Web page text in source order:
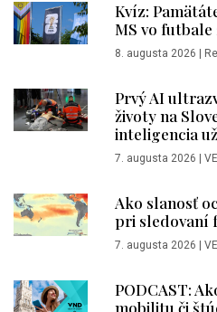
Kvíz:
MS vo futbale
8. augusta 2026
Prvý AI
životy na
inteligencia
7. augusta 2026
Ako slanosť
pri sledovaní
7. augusta 2026
PODCAST:
mobilitu či